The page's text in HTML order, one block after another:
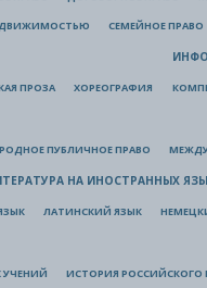
СЕМЕЙНОЕ ПРАВО
ПРОЗА ХОРЕОГРАФИЯ
ПУБЛИЧНОЕ ПРАВО
НА ИНОСТРАННЫХ
ЛАТИНСКИЙ ЯЗЫК
УЧЕНИЙ ИСТОРИЯ РОССИЙСКОГО